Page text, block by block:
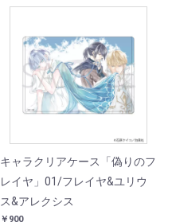
キャラクリアケース「偽りのフ
レイヤ」01/フレイヤ&ユリウ
ス&アレクシス
￥900